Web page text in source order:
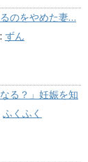
のをやめた妻…
ずん
る？」妊娠を知
ふくふく